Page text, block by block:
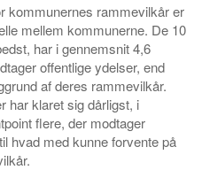
kommunernes rammevilkår er
mellem kommunerne. De 10
har i gennemsnit 4,6
offentlige ydelser, end
af deres rammevilkår.
har klaret sig dårligst, i
flere, der modtager
hvad med kunne forvente på